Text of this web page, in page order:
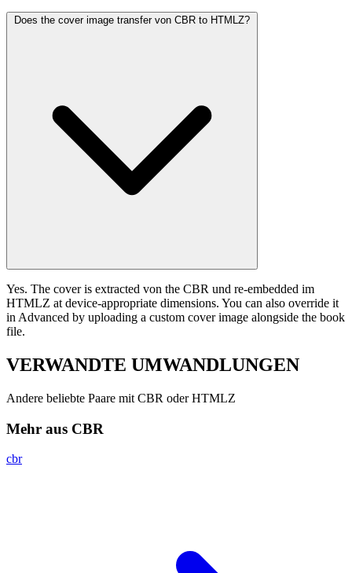
Does the cover image transfer von CBR to HTMLZ?
Yes. The cover is extracted von the CBR und re-embedded im
HTMLZ at device-appropriate dimensions. You can also override it
in Advanced by uploading a custom cover image alongside the book
file.
VERWANDTE UMWANDLUNGEN
Andere beliebte Paare mit CBR oder HTMLZ
Mehr aus CBR
cbr